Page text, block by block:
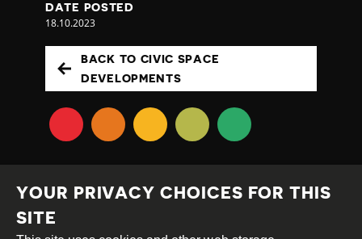
DATE POSTED
18.10.2023
BACK TO CIVIC SPACE
DEVELOPMENTS
YOUR PRIVACY CHOICES FOR THIS
SITE